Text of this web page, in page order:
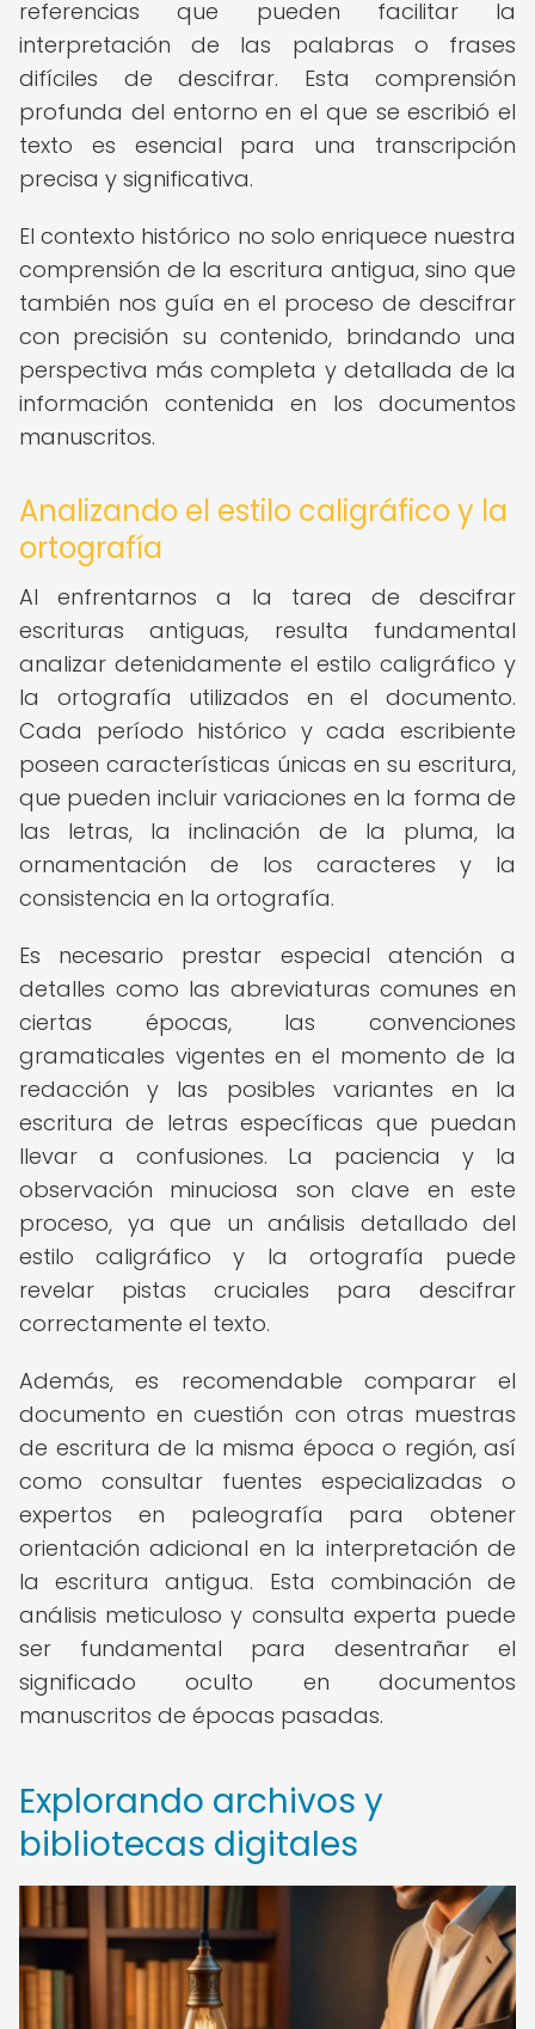
referencias que pueden facilitar la
interpretación de las palabras o frases
difíciles de descifrar. Esta comprensión
profunda del entorno en el que se escribió el
texto es esencial para una transcripción
precisa y significativa.
El contexto histórico no solo enriquece nuestra
comprensión de la escritura antigua, sino que
también nos guía en el proceso de descifrar
con precisión su contenido, brindando una
perspectiva más completa y detallada de la
información contenida en los documentos
manuscritos.
Analizando el estilo caligráfico y la
ortografía
Al enfrentarnos a la tarea de descifrar
escrituras antiguas, resulta fundamental
analizar detenidamente el estilo caligráfico y
la ortografía utilizados en el documento.
Cada período histórico y cada escribiente
poseen características únicas en su escritura,
que pueden incluir variaciones en la forma de
las letras, la inclinación de la pluma, la
ornamentación de los caracteres y la
consistencia en la ortografía.
Es necesario prestar especial atención a
detalles como las abreviaturas comunes en
ciertas épocas, las convenciones
gramaticales vigentes en el momento de la
redacción y las posibles variantes en la
escritura de letras específicas que puedan
llevar a confusiones. La paciencia y la
observación minuciosa son clave en este
proceso, ya que un análisis detallado del
estilo caligráfico y la ortografía puede
revelar pistas cruciales para descifrar
correctamente el texto.
Además, es recomendable comparar el
documento en cuestión con otras muestras
de escritura de la misma época o región, así
como consultar fuentes especializadas o
expertos en paleografía para obtener
orientación adicional en la interpretación de
la escritura antigua. Esta combinación de
análisis meticuloso y consulta experta puede
ser fundamental para desentrañar el
significado oculto en documentos
manuscritos de épocas pasadas.
Explorando archivos y
bibliotecas digitales